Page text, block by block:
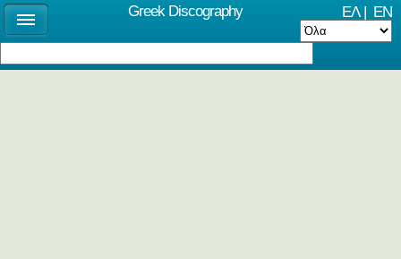
ΕΛ| EN
Greek Discography